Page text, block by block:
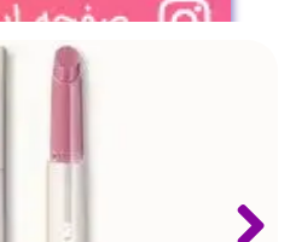
خروج از حساب کاربری